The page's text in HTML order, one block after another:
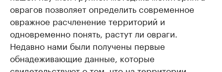
оврагов позволяет определить современное
овражное расчленение территорий и
одновременно понять, растут ли овраги.
Недавно нами были получены первые
обнадеживающие данные, которые